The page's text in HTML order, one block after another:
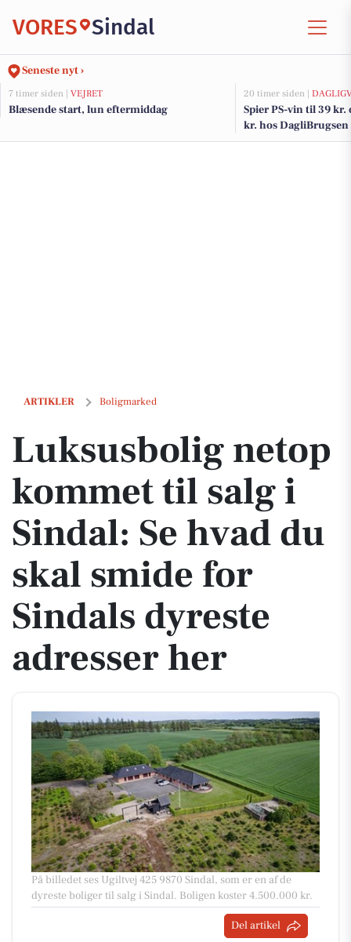
VORES Sindal
Seneste nyt ›
7 timer siden | VEJRET
Blæsende start, lun eftermiddag
20 timer siden |
Spier PS-vin til 39
kr. hos DagliBrugsen
ARTIKLER Boligmarked
Luksusbolig netop kommet til salg i Sindal: Se hvad du skal smide
Luksusbolig netop
kommet til salg i
Sindal: Se hvad du
skal smide for
Sindals dyreste
adresser her
På billedet ses Ugiltvej 425 9870 Sindal, som er en af de
dyreste boliger til salg i Sindal. Boligen koster 4.500.000 kr.
Del artikel